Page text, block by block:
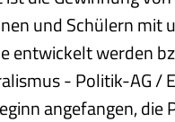
und Schülern mit
entwickelt werden
- Politik-AG /
angefangen,